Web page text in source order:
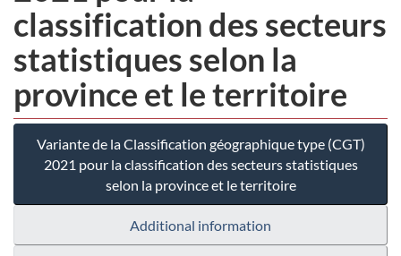
classification des secteurs
statistiques selon la
province et le territoire
Variante de la Classification géographique type (CGT)
2021 pour la classification des secteurs statistiques
selon la province et le territoire
Additional information